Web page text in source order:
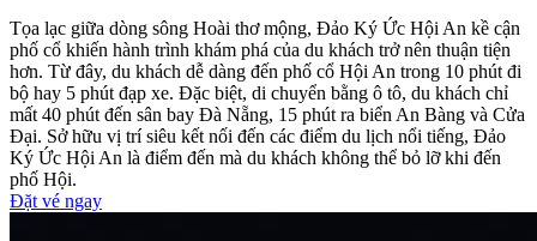
Tọa lạc giữa dòng sông Hoài thơ mộng, Đảo Ký Ức Hội An kề cận
phố cổ khiến hành trình khám phá của du khách trở nên thuận tiện
hơn. Từ đây, du khách dễ dàng đến phố cổ Hội An trong 10 phút đi
bộ hay 5 phút đạp xe. Đặc biệt, di chuyển bằng ô tô, du khách chỉ
mất 40 phút đến sân bay Đà Nẵng, 15 phút ra biển An Bàng và Cửa
Đại. Sở hữu vị trí siêu kết nối đến các điểm du lịch nổi tiếng, Đảo
Ký Ức Hội An là điểm đến mà du khách không thể bỏ lỡ khi đến
phố Hội.
Đặt vé ngay